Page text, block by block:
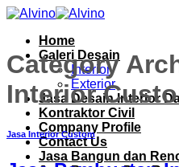
Skip
contentHome
Galeri Desain
Interior
Exterior
Jasa Desain Interior
Kontraktor Civil
Company Profile
Contact Us
Jasa Bangun dan
Category
Interior
Jasa Interior Custom